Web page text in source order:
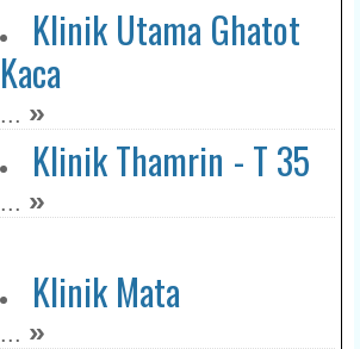
Klinik Utama Ghatot
Kaca
... »
Klinik Thamrin - T 35
... »
Klinik Mata
... »